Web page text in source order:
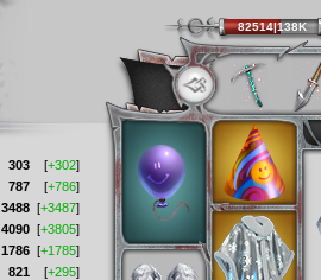
303 [+302]
787 [+786]
3488 [+3487]
4090 [+3805]
1786 [+1785]
821 [+295]
82514|138K